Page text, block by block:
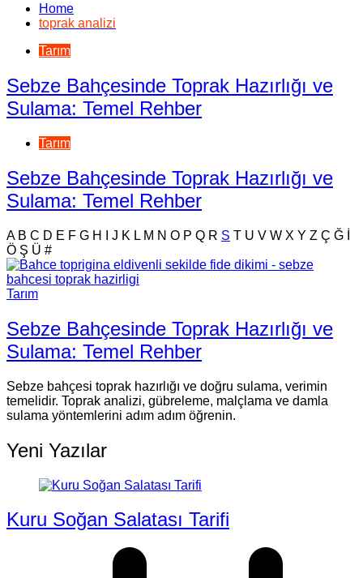
Home
toprak analizi
Tarım
Sebze Bahçesinde Toprak Hazırlığı ve
Sulama: Temel Rehber
Tarım
Sebze Bahçesinde Toprak Hazırlığı ve
Sulama: Temel Rehber
A B C D E F G H J K L M N O P Q R S T U V W X Y Z Ç Ğ
Ö Ş Ü #
Tarım
Sebze Bahçesinde Toprak Hazırlığı ve
Sulama: Temel Rehber
Sebze bahçesi toprak hazırlığı ve doğru sulama, verimin
temelidir. Toprak analizi, gübreleme, malçlama ve damla
sulama yöntemlerini adım adım öğrenin.
Yeni Yazılar
Kuru Soğan Salatası Tarifi